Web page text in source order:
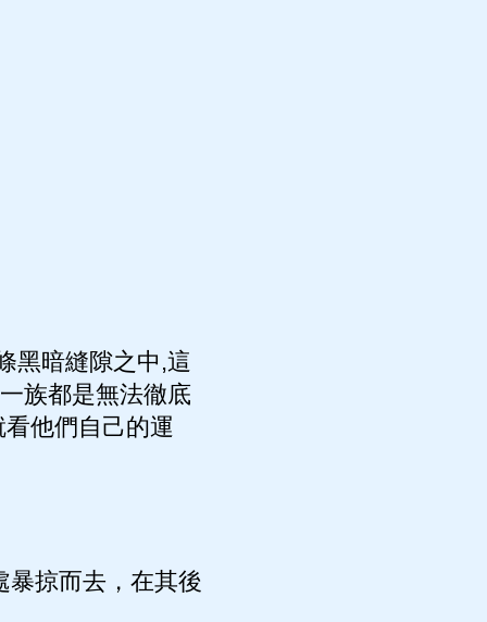
黑暗縫隙之中,這
族都是無法徹底
他們自己的運
掠而去，在其後